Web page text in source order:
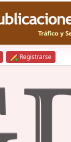
Registrarse